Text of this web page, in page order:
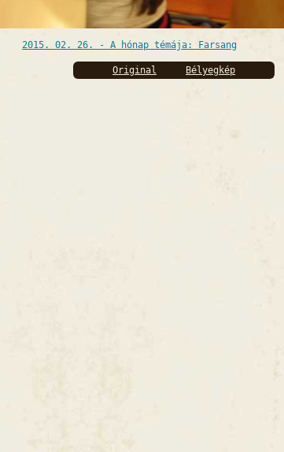
2015. 02. 26. - A hónap témája: Farsang
Original Bélyegkép